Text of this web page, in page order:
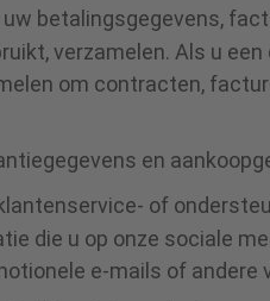
uw betalingsgegevens,
verzamelen. Als u
om contracten,
en
of
die u op onze sociale
e-mails of